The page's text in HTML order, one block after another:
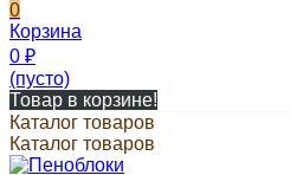
0
Корзина
0 ₽
(пусто)
Товар в корзине!
Каталог товаров
Каталог товаров